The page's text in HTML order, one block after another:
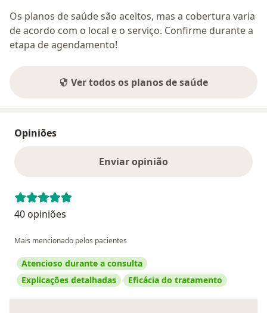
Os planos de saúde são aceitos, mas a cobertura varia
de acordo com o local e o serviço. Confirme durante a
etapa de agendamento!
Ver todos os planos de saúde
Opiniões
Enviar opinião
40 opiniões
Mais mencionado pelos pacientes
Atencioso durante a consulta
Explicações detalhadas
Eficácia do tratamento